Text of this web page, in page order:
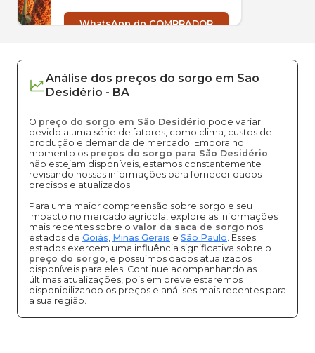
WhatsApp do COMPRADOR
Análise dos preços do sorgo em São
Desidério - BA
O preço do sorgo em São Desidério pode variar
devido a uma série de fatores, como clima, custos de
produção e demanda de mercado. Embora no
momento os preços do sorgo para São Desidério
não estejam disponíveis, estamos constantemente
revisando nossas informações para fornecer dados
precisos e atualizados.
Para uma maior compreensão sobre sorgo e seu
impacto no mercado agrícola, explore as informações
mais recentes sobre o valor da saca de sorgo nos
estados de Goiás, Minas Gerais e São Paulo. Esses
estados exercem uma influência significativa sobre o
preço do sorgo, e possuímos dados atualizados
disponíveis para eles. Continue acompanhando as
últimas atualizações, pois em breve estaremos
disponibilizando os preços e análises mais recentes para
a sua região.